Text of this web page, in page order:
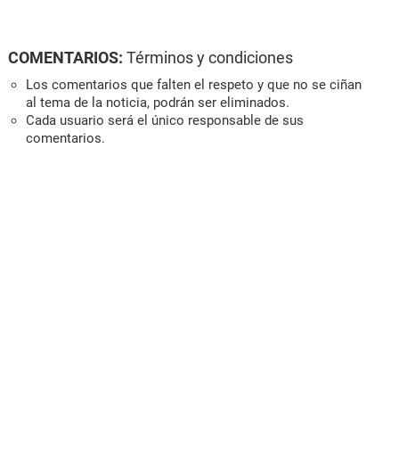
COMENTARIOS: Términos y condiciones
Los comentarios que falten el respeto y que no se ciñan
al tema de la noticia, podrán ser eliminados.
Cada usuario será el único responsable de sus
comentarios.